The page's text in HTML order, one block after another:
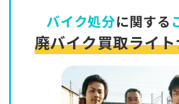
バイク処分に関する
廃バイク買取ライ